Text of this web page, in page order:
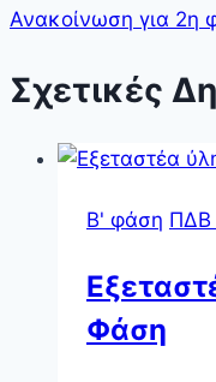
Ανακοίνωση για 2η
Σχετικές
Β' φάση ΠΔΒ
Φάση